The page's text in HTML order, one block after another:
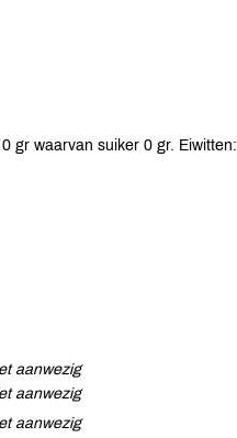
gr waarvan suiker 0 gr. Eiwitten:
aanwezig
aanwezig
aanwezig